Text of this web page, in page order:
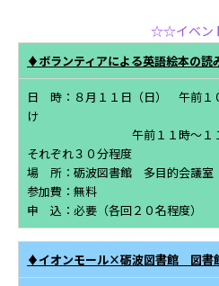
☆☆イベ
♦ボランティアによる英語絵本の読
日 時：８月１１日（日） 午前
け
午前１１時～１１時３
それぞれ３０分程度
場 所：砺波図書館 多目的会議室
参加費：無料
申 込：必要（各回２０名程度）
♦イオンモール×砺波図書館 図